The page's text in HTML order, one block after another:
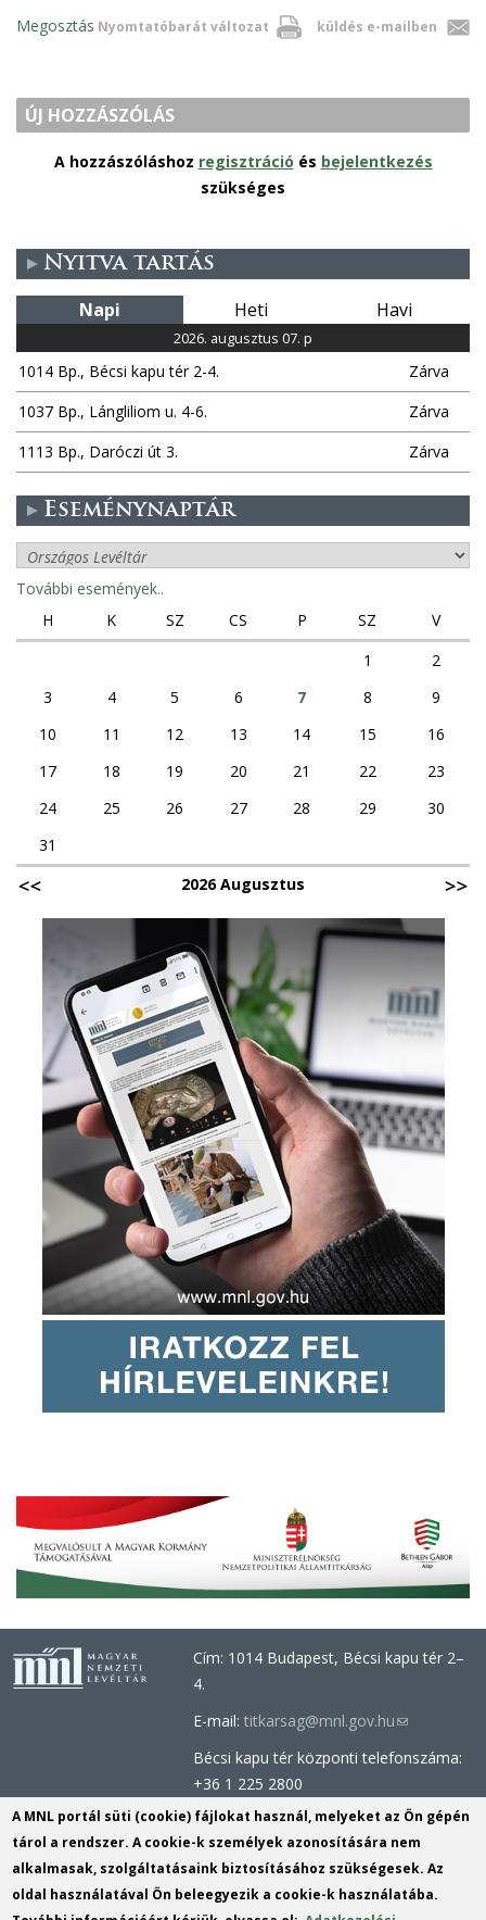
Nyomtatóbarát változat küldés e-mailben
Megosztás
ÚJ HOZZÁSZÓLÁS
A hozzászóláshoz regisztráció és bejelentkezés
szükséges
Nyitva tartás
Napi Heti Havi
2026. augusztus 07. p
1014 Bp., Bécsi kapu tér 2-4.
Zárva
1037 Bp., Lángliliom u. 4-6.
Zárva
1113 Bp., Daróczi út 3.
Zárva
Eseménynaptár
További események..
H
K SZ CS P SZ
V
1
2
3
4 5 6 7 8
9
10
11 12 13 14 15
16
17
18 19 20 21 22
23
24
25 26 27 28 29
30
31
2026 Augusztus
Cím: 1014 Budapest, Bécsi kapu tér 2–
4.
E-mail:titkarsag@mnl.gov.hu(link
mail)
Bécsi kapu tér központi telefonszáma:
+36 1 225 2800
Óbudai épület központi telefonszáma:
+36 1 437 0660
Információs Iroda (Kutatószolgálat):
info@mnl.gov.hu(link
A MNL portál süti (cookie) fájlokat használ, melyeket az Ön gépén
tárol a rendszer. A cookie-k személyek azonosítására nem
alkalmasak, szolgáltatásaink biztosításához szükségesek. Az
oldal használatával Ön beleegyezik a cookie-k használatába.